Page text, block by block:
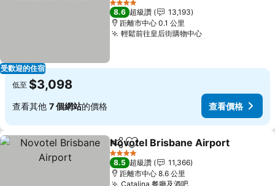
受歡迎的住宿
4 星級
8.6 超級讚
13,193
距離市中心 0.1 公里
輕鬆前往皇后街購物中心
低至 $3,098
查看其他 7 個網站的價格 查看價格
分享 加入我的最愛
Novotel Brisbane Airport
4 星級
8.5 超級讚
11,366
距離市中心 8.6 公里
Catalina 餐廳及酒吧